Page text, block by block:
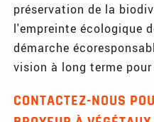
préservation de la
l'empreinte écologique
démarche
vision à long terme
CONTACTEZ-NOUS